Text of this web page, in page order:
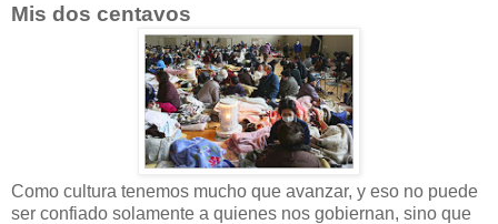
Mis dos centavos
Como cultura tenemos mucho que avanzar, y eso no puede
ser confiado solamente a quienes nos gobiernan, sino que